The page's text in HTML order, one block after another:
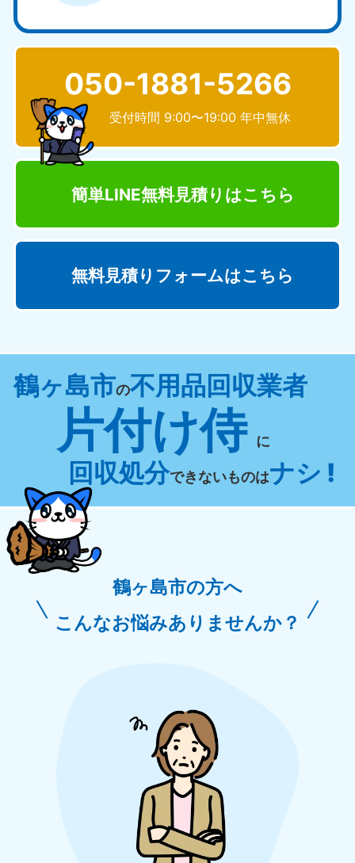
050-1881-5266
受付時間 9:00〜19:00 年中無休
簡単LINE無料見積り はこちら
無料見積りフォームはこちら
鶴ヶ島市の不用品回収業者
片付け侍 に
回収処分できないものはナシ !
鶴ヶ島市の方へ
こんなお悩みありませんか？